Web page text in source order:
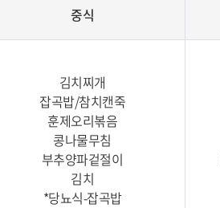
중식
김치찌개
잡곡밥/참치캔죽
훈제오리볶음
콩나물무침
부추양파겉절이
김치
*당뇨식-잡곡밥